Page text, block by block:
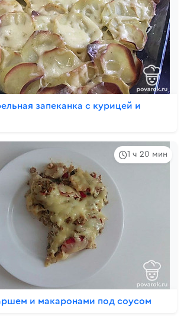
запеканка с курицей и
1 ч 20 мин
и макаронами под соусом